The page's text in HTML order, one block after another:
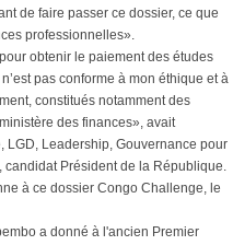
de faire passer ce dossier, ce que
professionnelles».
obtenir le paiement des études
pas conforme à mon éthique et à
constitués notamment des
des finances», avait
LGD, Leadership, Gouvernance pour
candidat Président de la République.
à ce dossier Congo Challenge, le
a donné à l'ancien Premier